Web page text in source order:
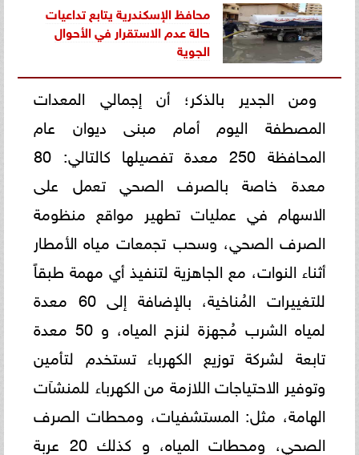
محافظ الإسكندرية يتابع تداعيات
حالة عدم الاستقرار في الأحوال
الجوية
ومن الجدير بالذكر؛ أن إجمالي المعدات
المصطفة اليوم أمام مبنى ديوان عام
المحافظة 250 معدة تفصيلها كالتالي: 80
معدة خاصة بالصرف الصحي تعمل على
الاسهام في عمليات تطهير مواقع منظومة
الصرف الصحي، وسحب تجمعات مياه الأمطار
أثناء النوات، مع الجاهزية لتنفيذ أي مهمة طبقاً
للتغييرات المُناخية، بالإضافة إلى 60 معدة
لمياه الشرب مُجهزة لنزح المياه، و 50 معدة
تابعة لشركة توزيع الكهرباء تستخدم لتأمين
وتوفير الاحتياجات اللازمة من الكهرباء للمنشآت
الهامة، مثل: المستشفيات، ومحطات الصرف
الصحي، ومحطات المياه، و كذلك 20 عربة